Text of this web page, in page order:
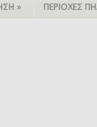
» ΠΕΡΙΟΧΕΣ